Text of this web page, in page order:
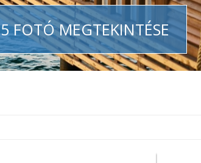
5 FOTÓ MEGTEKINTÉSE